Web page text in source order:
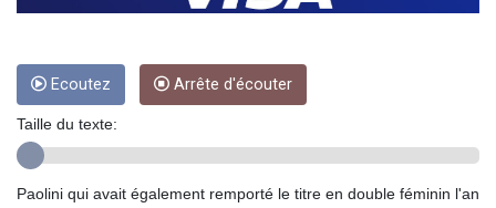
GEL 3.017966
GHS 13.596606
Ecoutez Arrête d'écouter
Taille du texte:
Paolini qui avait également remporté le titre en double féminin l'an